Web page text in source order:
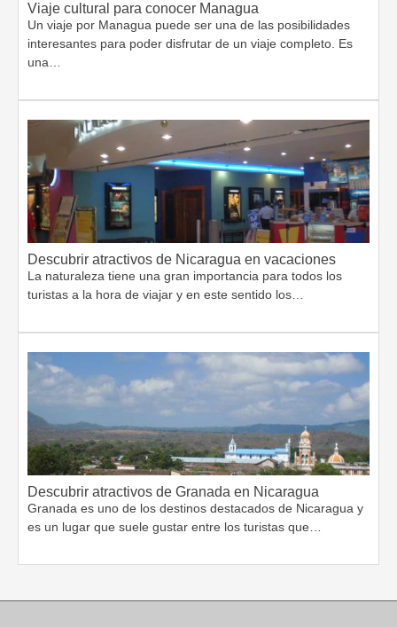
Viaje cultural para conocer Managua
Un viaje por Managua puede ser una de las posibilidades
interesantes para poder disfrutar de un viaje completo. Es
una…
Descubrir atractivos de Nicaragua en vacaciones
La naturaleza tiene una gran importancia para todos los
turistas a la hora de viajar y en este sentido los…
Descubrir atractivos de Granada en Nicaragua
Granada es uno de los destinos destacados de Nicaragua y
es un lugar que suele gustar entre los turistas que…